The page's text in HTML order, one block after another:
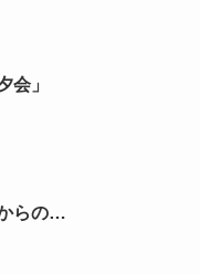
会」
らの…